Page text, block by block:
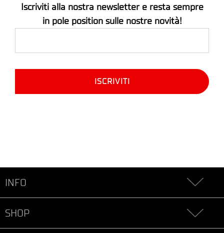
Iscriviti alla nostra newsletter e resta sempre
in pole position sulle nostre novità!
INFO
SHOP